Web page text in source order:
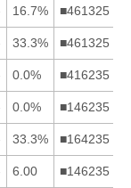
16.7% ■461325
33.3% ■461325
0.0% ■416235
0.0% ■146235
33.3% ■164235
6.00 ■146235